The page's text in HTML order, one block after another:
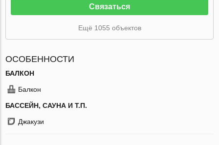
Связаться
Ещё 1055 объектов
ОСОБЕННОСТИ
БАЛКОН
Балкон
БАССЕЙН, САУНА И Т.П.
Джакузи